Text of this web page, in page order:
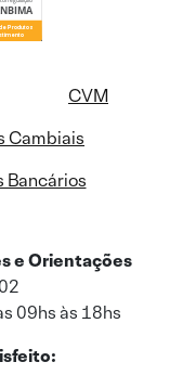
CVM
Cambiais
Bancários
e Orientações
09hs às 18hs